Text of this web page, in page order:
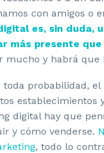
con amigos o
es, sin duda,
más presente que
mucho y habrá que
toda probabilidad, el
establecimientos
digital hay que
y cómo venderse.
, todo lo